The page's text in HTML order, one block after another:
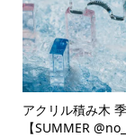
アクリル積み木
【SUMMER